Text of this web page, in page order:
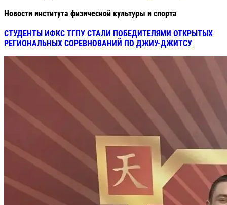
Новости института физической культуры и спорта
СТУДЕНТЫ ИФКС ТГПУ СТАЛИ ПОБЕДИТЕЛЯМИ ОТКРЫТЫХ
РЕГИОНАЛЬНЫХ СОРЕВНОВАНИЙ ПО ДЖИУ-ДЖИТСУ